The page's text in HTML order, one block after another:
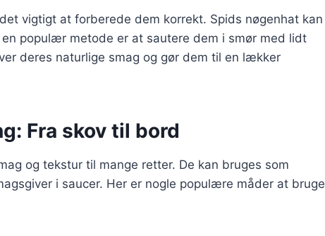
vigtigt at forberede dem korrekt. Spids nøgenhat kan
populær metode er at sautere dem i smør med lidt
deres naturlige smag og gør dem til en lækker
Fra skov til bord
og tekstur til mange retter. De kan bruges som
i saucer. Her er nogle populære måder at bruge